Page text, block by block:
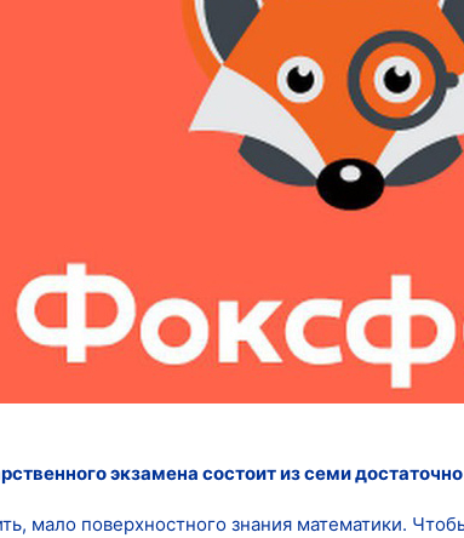
экзамена состоит из семи
мало поверхностного знания математики.